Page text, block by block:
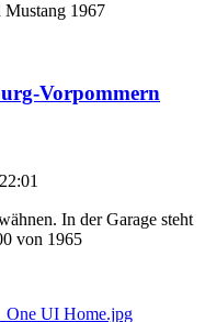
1967
Vorpommern
In der Garage steht
von 1965